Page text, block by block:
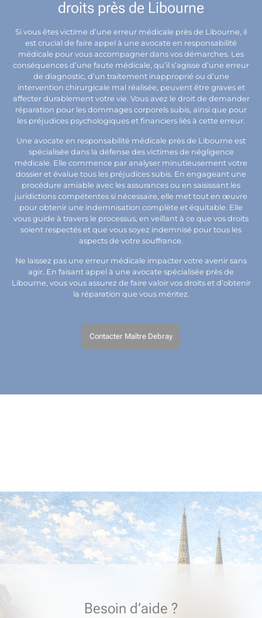
droits près de Libourne
Si vous êtes victime d’une erreur médicale près de Libourne, il
est crucial de faire appel à une avocate en responsabilité
médicale pour vous accompagner dans vos démarches. Les
conséquences d’une faute médicale, qu’il s’agisse d’une erreur
de diagnostic, d’un traitement inapproprié ou d’une
intervention chirurgicale mal réalisée, peuvent être graves et
affecter durablement votre vie. Vous avez le droit de demander
réparation pour les dommages corporels subis, ainsi que pour
les préjudices psychologiques et financiers liés à cette erreur.
Une avocate en responsabilité médicale près de Libourne est
spécialisée dans la défense des victimes de négligence
médicale. Elle commence par analyser minutieusement votre
dossier et évalue tous les préjudices subis. En engageant une
procédure amiable avec les assurances ou en saisissant les
juridictions compétentes si nécessaire, elle met tout en œuvre
pour obtenir une indemnisation complète et équitable. Elle
vous guide à travers le processus, en veillant à ce que vos droits
soient respectés et que vous soyez indemnisé pour tous les
aspects de votre souffrance.
Ne laissez pas une erreur médicale impacter votre avenir sans
agir. En faisant appel à une avocate spécialisée près de
Libourne, vous vous assurez de faire valoir vos droits et d’obtenir
la réparation que vous méritez.
Contacter Maître Debray
Besoin d’aide ?